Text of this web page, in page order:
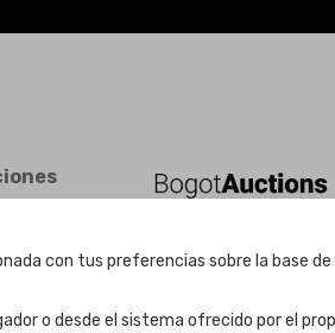
con tus preferencias sobre la base
o desde el sistema ofrecido por el